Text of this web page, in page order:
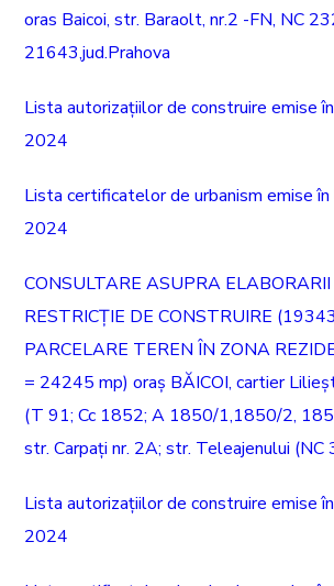
oras Baicoi, str. Baraolt, nr.2 -FN, NC
21643,jud.Prahova
Lista autorizațiilor de construire emise
2024
Lista certificatelor de urbanism emise în
2024
CONSULTARE ASUPRA ELABORARII
RESTRICȚIE DE CONSTRUIRE
PARCELARE TEREN ÎN ZONA
= 24245 mp) oraș BĂICOI, cartier
(T 91; Cc 1852; A 1850/1,1850/2,
str. Carpați nr. 2A; str. Teleajenului (NC
Lista autorizațiilor de construire emise
2024